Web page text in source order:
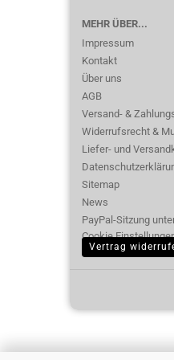
MEHR ÜBER...
Impressum
Kontakt
Über uns
AGB
Versand- &
Widerrufsrecht &
Liefer- und
Sitemap
News
PayPal-Sitzung
Cookie
Vertrag